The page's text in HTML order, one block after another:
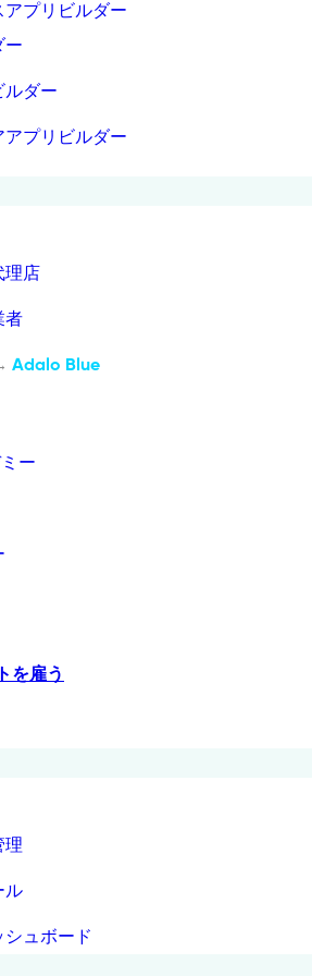
プリビルダー
ー
ルダー
アプリビルダー
理店
者
Adalo Blue
ー
を雇う
理
ル
ュボード